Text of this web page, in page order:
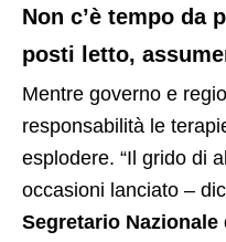
Non c’è tempo da
posti letto,
Mentre governo e
responsabilità le
esplodere. “Il grido di
occasioni lanciato –
Segretario Nazionale